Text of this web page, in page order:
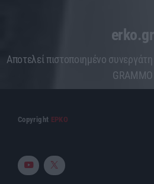
erko.gr
Aποτελεί πιστοποιημένο
GRAMMO
Copyright ΕΡΚΟ